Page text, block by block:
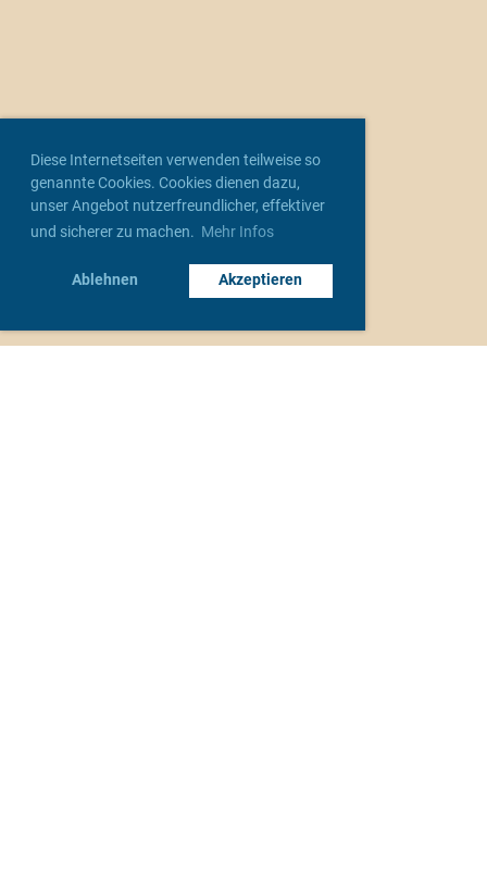
Diese Internetseiten verwenden teilweise so
genannte Cookies. Cookies dienen dazu,
unser Angebot nutzerfreundlicher, effektiver
und sicherer zu machen. Mehr Infos
Ablehnen Akzeptieren